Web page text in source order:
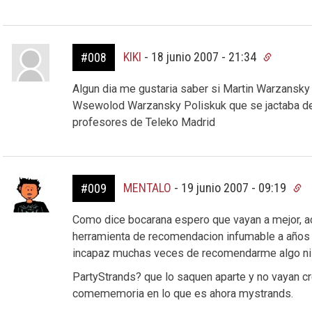
#008 KIKI - 18 junio 2007 - 21:34
Algun dia me gustaria saber si Martin
Wsewolod Warzansky Poliskuk que se jactaba
profesores de Teleko Madrid
#009 MENTALO - 19 junio 2007 - 09:19
Como dice bocarana espero que vayan a mejor,
herramienta de recomendacion infumable a
incapaz muchas veces de recomendarme algo
PartyStrands? que lo saquen aparte y no vayan
comememoria en lo que es ahora mystrands.